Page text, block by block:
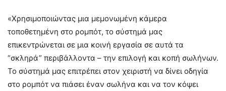
«Χρησιμοποιώντας μια μεμονωμένη κάμερα
τοποθετημένη στο ρομπότ, το σύστημά μας
επικεντρώνεται σε μια κοινή εργασία σε αυτά τα
“σκληρά” περιβάλλοντα – την επιλογή και κοπή σωλήνων.
Το σύστημά μας επιτρέπει στον χειριστή να δίνει οδηγία
στο ρομπότ να πιάσει έναν σωλήνα και να τον κόψει